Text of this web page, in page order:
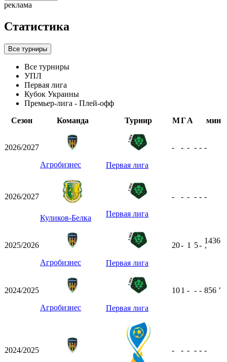
реклама
Статистика
Все турниры
Все турниры
УПЛ
Первая лига
Кубок Украины
Премьер-лига - Плей-офф
Сезон
Команда Турнир МГА мин
2026/2027
Агробизнес
Первая лига
- - - - - -
2026/2027
Куликов-Белка Первая лига
- - - - - -
2025/2026
Агробизнес
Первая лига
20- 1 5-
1436
ʼ
2024/2025
Агробизнес
Первая лига
101 - - - 856 ʼ
2024/2025
- - - - - -